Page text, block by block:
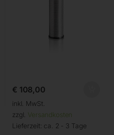
€ 108,00
inkl. MwSt.
zzgl. Versandkosten
Lieferzeit: ca. 2 - 3 Tage